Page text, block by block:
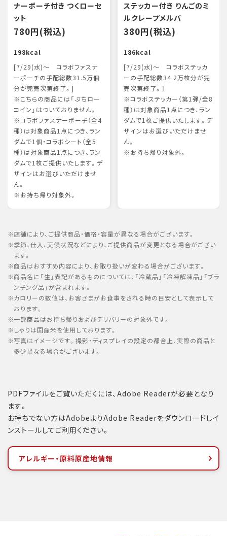
ナーポーチ付き つくローセ
ット
780円(税込)
198kcal
[7/29(水)～ コラボファスナ
ーポーチの手配総数31.5万個
分が完売次第終了。]
※こちらの商品には「ぷちロー
コイン」はついておりません。
※コラボファスナーポーチ（全4
種）は対象商品1点につき、ラン
ダムで1個・コラボシート（全5
種）は対象商品1点につき、ラン
ダムで1枚ご提供いたします。デ
ザインはお選びいただけませ
ん。
※お持ち帰り対象外。
ステッカー付き りんごのミ
ルクレープメルバ
380円(税込)
186kcal
[7/29(水)～ コラボステッカ
ーの手配総数34.2万枚分が完
売次第終了。］
※コラボステッカー（第1弾/全8
種）は対象商品1点につき、ラン
ダムで1枚ご提供いたします。デ
ザインはお選びいただけませ
ん。
※お持ち帰り対象外。
店舗により、ご提供商品・価格・容量が異なる場合がございます。
季節、仕入、天候状況などにより、ご提供商品が変更となる場合がござい
ます。
商品はおすすめ内容により、お取り扱いが変わる場合がございます。
商品名に「生」表記があるものについては、「冷蔵品」「冷凍解凍品」「ブラ
ンチング品」が含まれます。
カロリーの数値は、お客さまがお食事をされる時の目安として表示して
おります。
一部商品はお持ち帰りおよびデリバリーの対象外です。
しゃりは国産米を使用しております。
写真はイメージです。撮影・ディスプレイの設定の都合上、実際の商品と
多少異なる場合がございます。
PDFファイルをご覧いただくには、Adobe Readerが必要となり
ます。
お持ちでない方はAdobeよりAdobe Readerをダウンロードしイ
ンストールしてご利用ください。
アレルギー・原料原産地情報